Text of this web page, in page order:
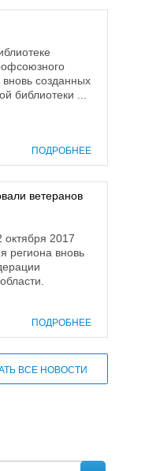
вновь созданных
библиотеки ...
ПОДРОБНЕЕ
ветеранов
2017
региона вновь
ПОДРОБНЕЕ
ВСЕ НОВОСТИ